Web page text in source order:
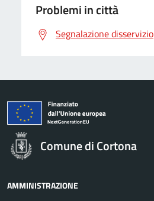
Problemi in città
Segnalazione disservizio
Comune di Cortona
AMMINISTRAZIONE